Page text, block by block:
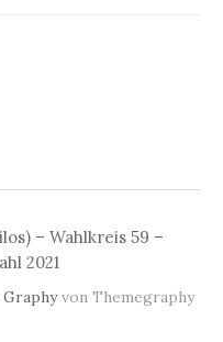
– Wahlkreis 59 –
2021
Graphyvon Themegraphy